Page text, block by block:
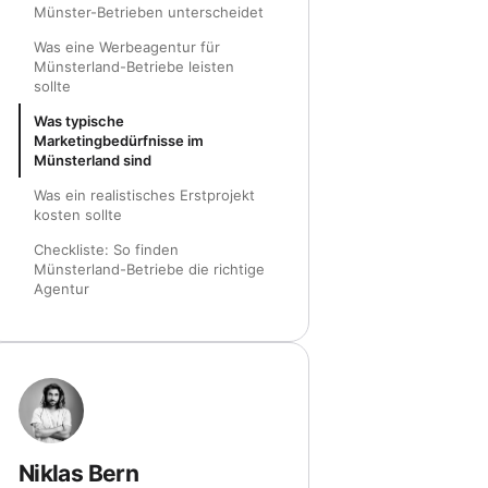
Münster-Betrieben unterscheidet
Was eine Werbeagentur für
Münsterland-Betriebe leisten
sollte
Was typische
Marketingbedürfnisse im
Münsterland sind
Was ein realistisches Erstprojekt
kosten sollte
Checkliste: So finden
Münsterland-Betriebe die richtige
Agentur
Niklas Bern